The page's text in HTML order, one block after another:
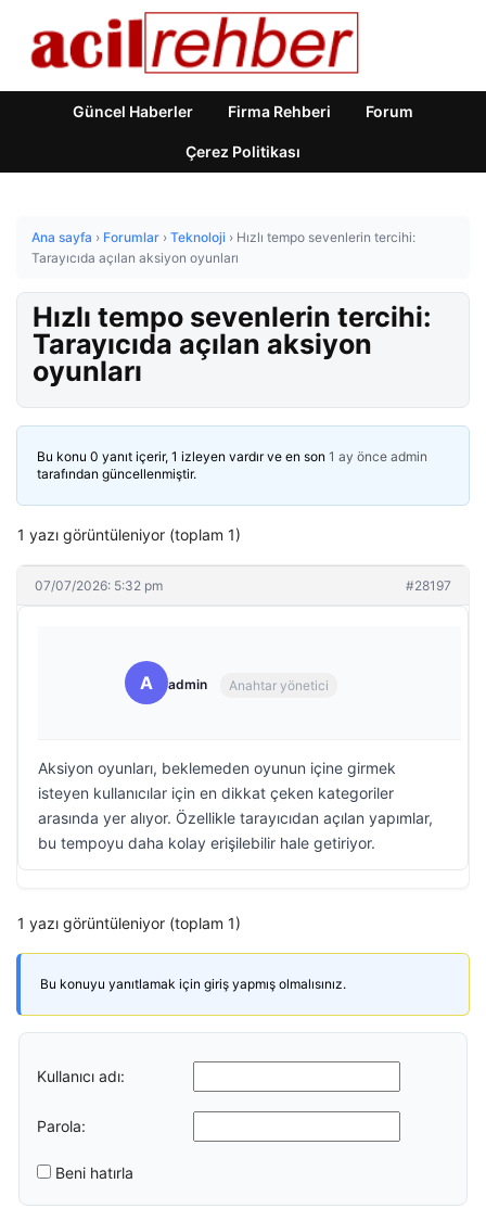
Güncel Haberler Firma Rehberi Forum
Çerez Politikası
Ana sayfa › Forumlar › Teknoloji › Hızlı tempo sevenlerin tercihi:
Tarayıcıda açılan aksiyon oyunları
Hızlı tempo sevenlerin tercihi:
Tarayıcıda açılan aksiyon
oyunları
Bu konu 0 yanıt içerir, 1 izleyen vardır ve en son 1 ay önce admin
tarafından güncellenmiştir.
1 yazı görüntüleniyor (toplam 1)
07/07/2026: 5:32 pm #28197
A admin Anahtar yönetici
Aksiyon oyunları, beklemeden oyunun içine girmek
isteyen kullanıcılar için en dikkat çeken kategoriler
arasında yer alıyor. Özellikle tarayıcıdan açılan yapımlar,
bu tempoyu daha kolay erişilebilir hale getiriyor.
1 yazı görüntüleniyor (toplam 1)
Bu konuyu yanıtlamak için giriş yapmış olmalısınız.
Kullanıcı adı:
Parola:
Beni hatırla